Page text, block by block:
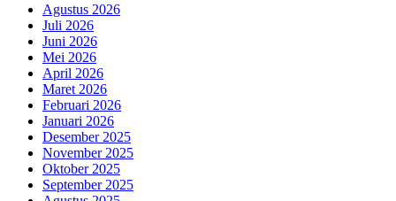
Agustus 2026
Juli 2026
Juni 2026
Mei 2026
April 2026
Maret 2026
Februari 2026
Januari 2026
Desember 2025
November 2025
Oktober 2025
September 2025